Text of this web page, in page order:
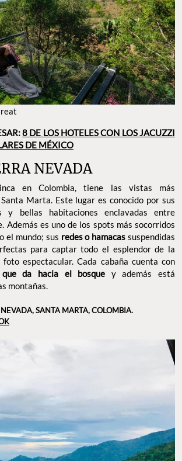
8 DE LOS HOTELES CON LOS JACUZZI
DE MÉXICO
NEVADA
en Colombia, tiene las vistas más
Marta. Este lugar es conocido por sus
y bellas habitaciones enclavadas entre
Además es uno de los spots más socorridos
el mundo; sus redes o hamacassuspendidas
para captar todo el esplendor de la
espectacular. Cada cabaña cuenta con
da hacia el bosque y además está
montañas.
SANTA MARTA, COLOMBIA.